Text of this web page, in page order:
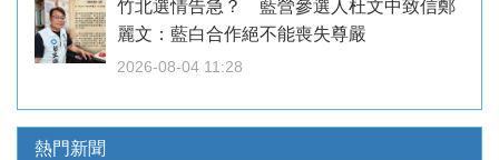
竹北選情告急？ 藍營參選人杜文中致信鄭
麗文：藍白合作絕不能喪失尊嚴
2026-08-04 11:28
熱門新聞